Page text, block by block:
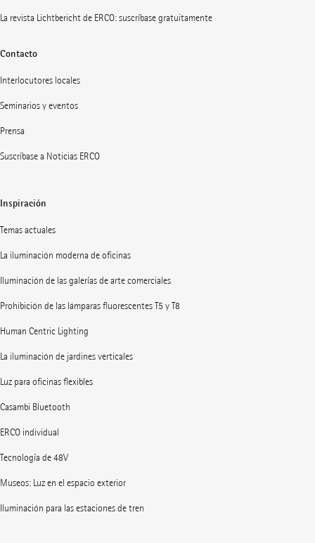
La revista Lichtbericht de ERCO: suscríbase gratuitamente
Contacto
Interlocutores locales
Seminarios y eventos
Prensa
Suscríbase a Noticias ERCO
Inspiración
Temas actuales
La iluminación moderna de oficinas
Iluminación de las galerías de arte comerciales
Prohibición de las lámparas fluorescentes T5 y T8
Human Centric Lighting
La iluminación de jardines verticales
Luz para oficinas flexibles
Casambi Bluetooth
ERCO individual
Tecnología de 48V
Museos: Luz en el espacio exterior
Iluminación para las estaciones de tren